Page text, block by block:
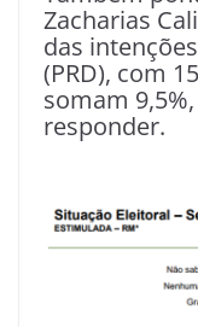
Zacharias
das
(PRD), com
somam
responder.